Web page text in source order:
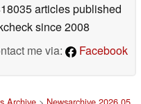
articles published
since 2008
me via:
Facebook